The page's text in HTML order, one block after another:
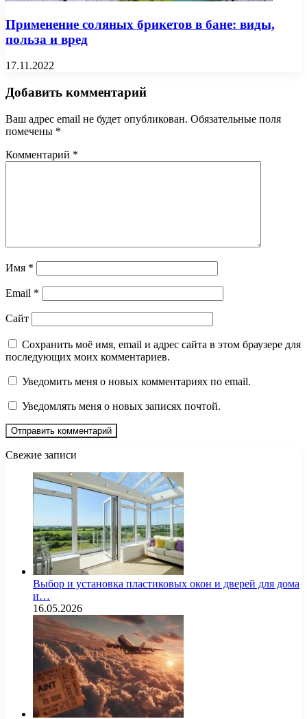
Применение соляных брикетов в бане: виды,
польза и вред
17.11.2022
Добавить комментарий
Ваш адрес email не будет опубликован. Обязательные поля
помечены *
Комментарий *
Имя *
Email *
Сайт
Сохранить моё имя, email и адрес сайта в этом браузере для
последующих моих комментариев.
Уведомить меня о новых комментариях по email.
Уведомлять меня о новых записях почтой.
Свежие записи
Выбор и установка пластиковых окон и дверей для дома
и…
16.05.2026